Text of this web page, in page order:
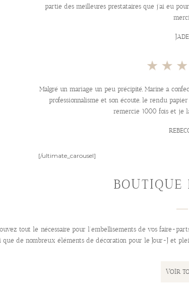
partie des meilleures prestataires que j'ai eu
JADE
Malgré un mariage un peu précipité, Marine a
professionnalisme et son écoute, le rendu
remercie 1000 fois et je
[/ultimate_carousel]
BOUTIQUE
tout le nécessaire pour l’embellisements de vos faire-
que de nombreux éléments de décoration pour le Jour-J et
VOIR